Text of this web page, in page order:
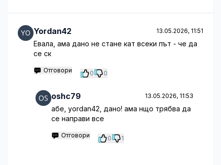
Yordan42 13.05.2026, 11:51
Евала, ама дано не стане кат всеки път - че да
се ск
Отговори 0 0
oshc79 13.05.2026, 11:53
абе, yordan42, дано! ама нщо трябва да
се направи все
Отговори 0 1